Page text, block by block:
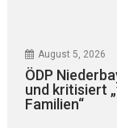
August 5, 2026
ÖDP
und kritisiert
Familien“